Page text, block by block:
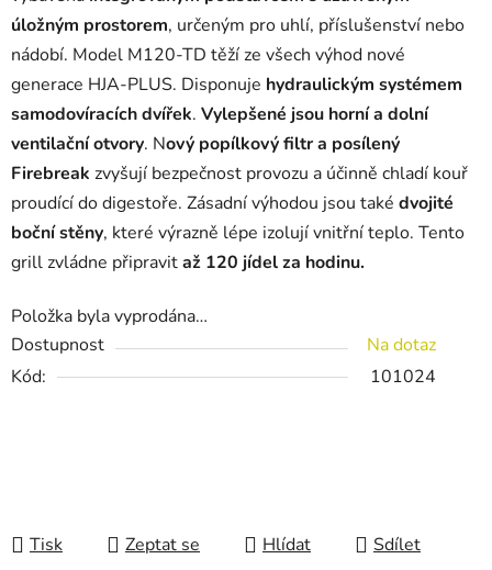
úložným prostorem, určeným pro uhlí, příslušenství nebo
nádobí. Model M120-TD těží ze všech výhod nové
generace HJA-PLUS. Disponuje hydraulickým systémem
samodovíracích dvířek. Vylepšené jsou horní a dolní
ventilační otvory. Nový popílkový filtr a posílený
Firebreak zvyšují bezpečnost provozu a účinně chladí kouř
proudící do digestoře. Zásadní výhodou jsou také dvojité
boční stěny, které výrazně lépe izolují vnitřní teplo. Tento
grill zvládne připravitaž 120 jídel za hodinu.
Položka byla vyprodána…
Dostupnost
Na dotaz
Kód:
101024
Tisk Zeptat se Hlídat Sdílet